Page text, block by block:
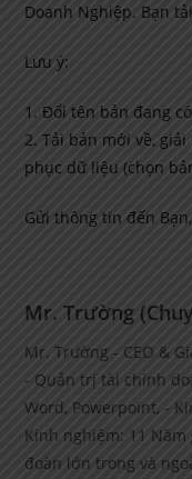
Doanh Nghiệp. Bạn
Lưu ý:
1. Đổi tên bản đang
2. Tải bản mới về, giải
phục dữ liệu (chọn
Gửi thông tin đến Bạn,
Mr. Trường
Mr. Trường - CEO &
- Quản trị tài chính
Word, Powerpoint, -
Kinh nghiệm: 11
đoàn lớn trong và